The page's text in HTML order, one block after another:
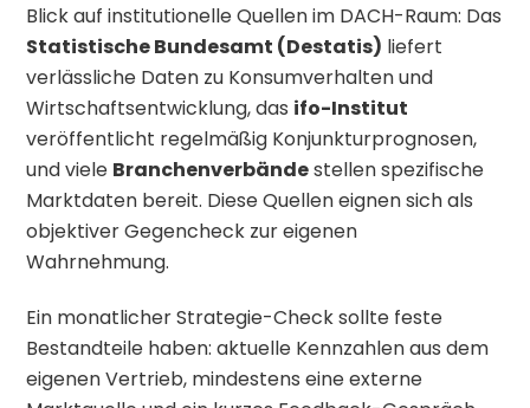
Blick auf institutionelle Quellen im DACH-Raum: Das
Statistische Bundesamt (Destatis) liefert
verlässliche Daten zu Konsumverhalten und
Wirtschaftsentwicklung, das ifo-Institut
veröffentlicht regelmäßig Konjunkturprognosen,
und viele Branchenverbändestellen spezifische
Marktdaten bereit. Diese Quellen eignen sich als
objektiver Gegencheck zur eigenen
Wahrnehmung.
Ein monatlicher Strategie-Check sollte feste
Bestandteile haben: aktuelle Kennzahlen aus dem
eigenen Vertrieb, mindestens eine externe